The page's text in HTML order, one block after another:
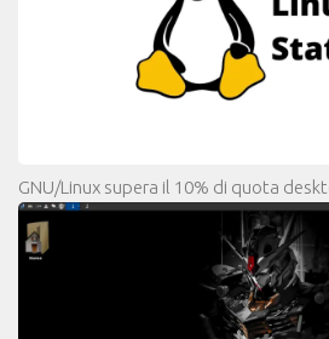
GNU/Linux supera il 10% di quota